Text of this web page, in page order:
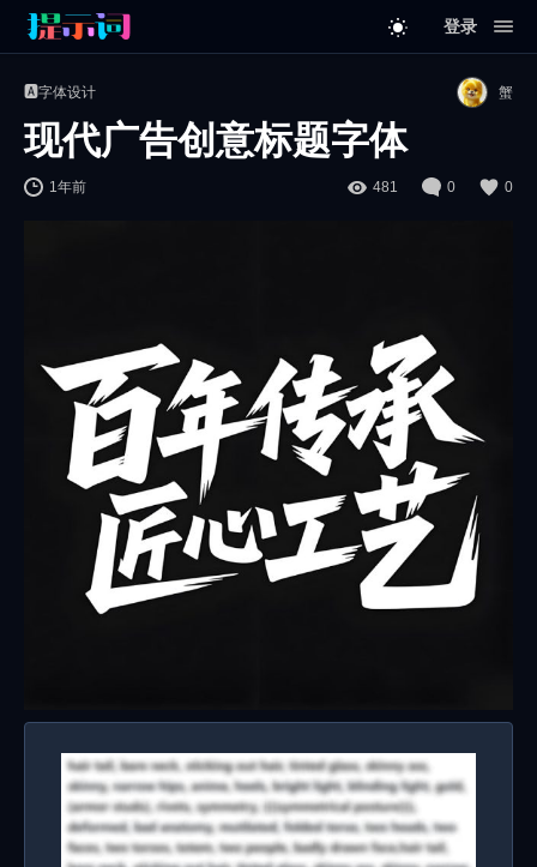
登录
🅰️字体设计 蟹
现代广告创意标题字体
1年前 481 0 0